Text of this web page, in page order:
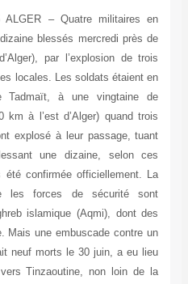
juillet 2010 19h55 ALGER –
ont été tués et une dizaine blessés
en Kabylie (est d’Alger), par
ont indiqué des sources locales. Les
dans la région de Tadmaït, à
de Tizi Ouzou (110 km à l’est
enfouies sous terre ont explosé à
eux et en blessant une
L’information n’a pas été confirmée
des attaques contre les forces
à Al-Qaïda au Maghreb islamique
sont actifs en Kabylie. Mais une
gendarmes, qui a fait neuf morts le
sud du pays vers